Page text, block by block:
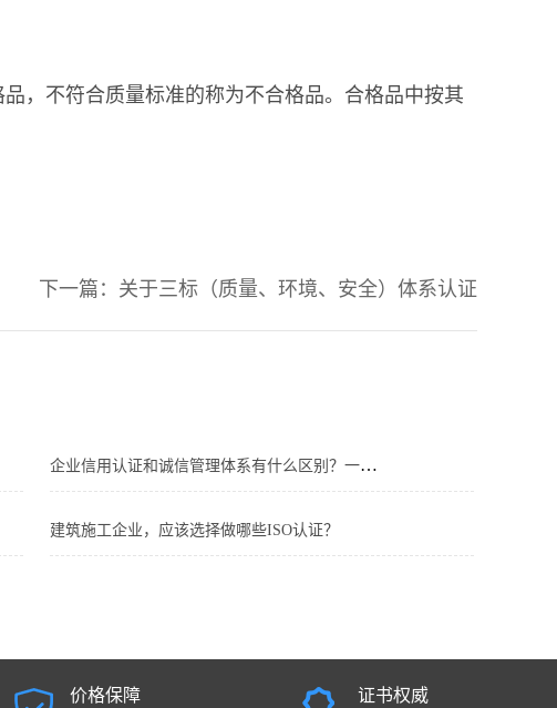
，不符合质量标准的称为不合格品。合格品中按其
下一篇： 关于三标（质量、环境、安全）体系认证
企业信用认证和诚信管理体系有什么区别？一定要办理吗
建筑施工企业，应该选择做哪些ISO认证？
价格保障 证书权威